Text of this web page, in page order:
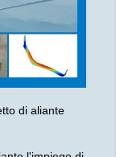
di aliante